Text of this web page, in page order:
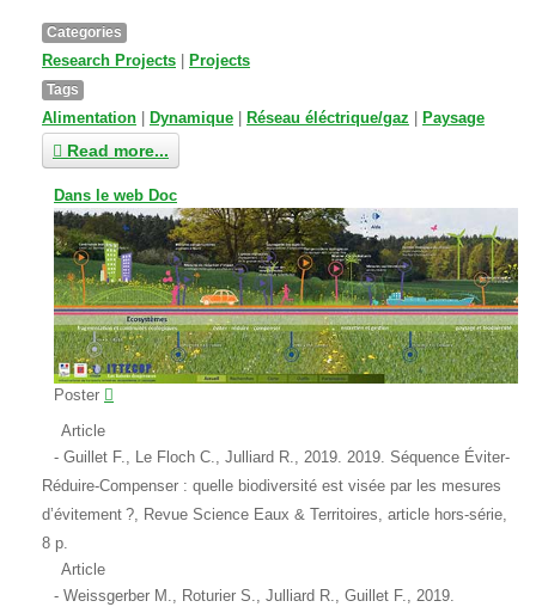
Categories
Research Projects Projects
Tags
Alimentation Dynamique Réseau éléctrique/gaz Paysage
Read more...
Dans le web Doc
Poster
Article
Guillet F., Le Floch C., Julliard R., 2019. 2019. Séquence Éviter-
Réduire-Compenser : quelle biodiversité est visée par les mesures
d’évitement ?, Revue Science Eaux & Territoires, article hors-série,
8 p.
Article
Weissgerber M., Roturier S., Julliard R., Guillet F., 2019.